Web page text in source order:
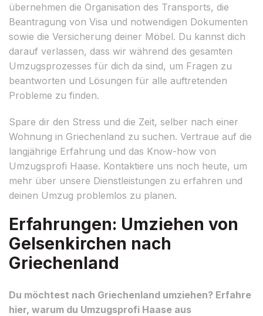
übernehmen die Organisation des Transports, die
Beantragung von Visa und notwendigen Dokumenten
sowie die Versicherung deiner Möbel. Du kannst dich
darauf verlassen, dass wir während des gesamten
Umzugsprozesses für dich da sind, um Fragen zu
beantworten und Lösungen für alle auftretenden
Probleme zu finden.
Spare dir den Stress und die Zeit, selber nach einer
Wohnung in Griechenland zu suchen. Vertraue auf die
langjährige Erfahrung und das Know-how von
Umzugsprofi Haase. Kontaktiere uns noch heute, um
mehr über unsere Dienstleistungen zu erfahren und
deinen Umzug problemlos zu planen.
Erfahrungen: Umziehen von
Gelsenkirchen nach
Griechenland
Du möchtest nach Griechenland umziehen? Erfahre
hier, warum du Umzugsprofi Haase aus